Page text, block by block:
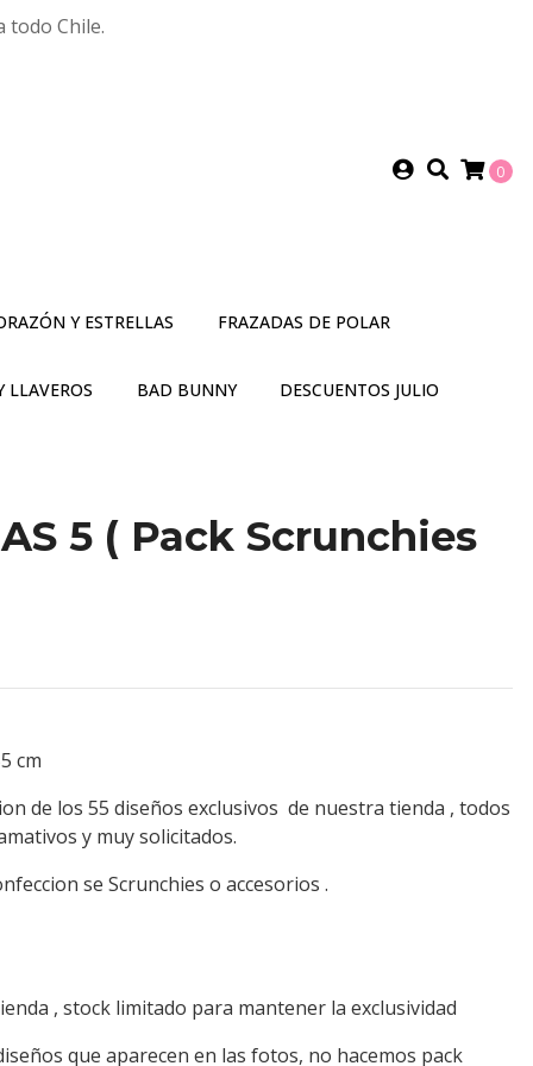
todo Chile.
0
Y ESTRELLAS FRAZADAS DE POLAR
LLAVEROS BAD BUNNY DESCUENTOS JULIO
5 ( Pack Scrunchies
cm
de los 55 diseños exclusivos de nuestra tienda , todos
y muy solicitados.
se Scrunchies o accesorios .
, stock limitado para mantener la exclusividad
que aparecen en las fotos, no hacemos pack